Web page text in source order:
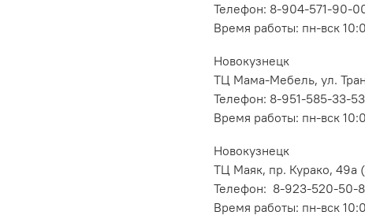
Телефон: 8-904-571-90-
Время работы: пн-вск
Новокузнецк
ТЦ Мама-Мебель, ул.
Телефон: 8-951-585-33-53
Время работы: пн-вск
Новокузнецк
ТЦ Маяк, пр. Курако, 49а
Телефон: 8-923-520-50-
Время работы: пн-вск